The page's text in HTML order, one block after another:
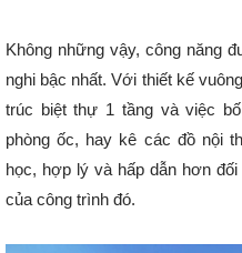
Không những vậy, công năng
nghi bậc nhất. Với thiết kế
trúc biệt thự 1 tầng và việc
phòng ốc, hay kê các đồ nội
học, hợp lý và hấp dẫn hơn
của công trình đó.